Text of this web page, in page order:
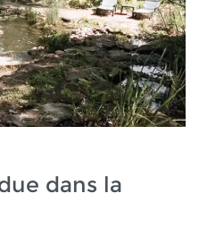
dans la